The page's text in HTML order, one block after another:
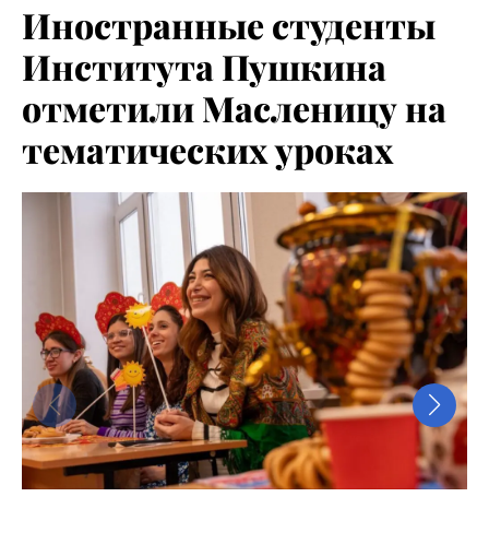
Иностранные студенты
Института Пушкина
отметили Масленицу на
тематических уроках